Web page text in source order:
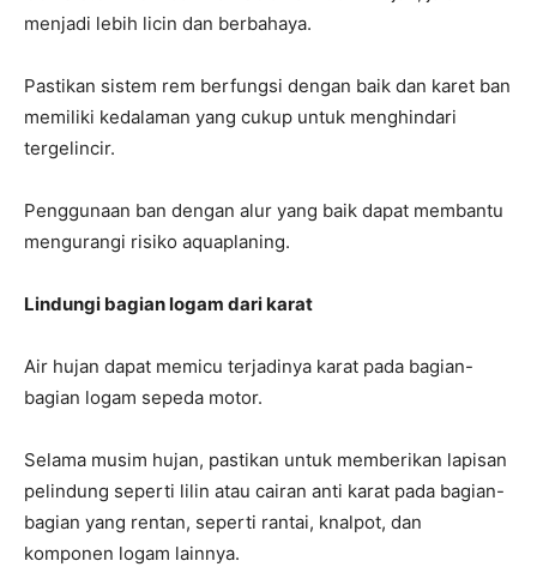
menjadi lebih licin dan berbahaya.
Pastikan sistem rem berfungsi dengan baik dan karet ban
memiliki kedalaman yang cukup untuk menghindari
tergelincir.
Penggunaan ban dengan alur yang baik dapat membantu
mengurangi risiko aquaplaning.
Lindungi bagian logam dari karat
Air hujan dapat memicu terjadinya karat pada bagian-
bagian logam sepeda motor.
Selama musim hujan, pastikan untuk memberikan lapisan
pelindung seperti lilin atau cairan anti karat pada bagian-
bagian yang rentan, seperti rantai, knalpot, dan
komponen logam lainnya.